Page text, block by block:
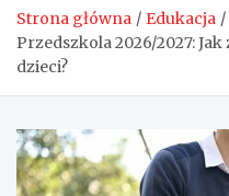
Strona główna
Edukacja
Przedszkola 2026/2027:
dzieci?